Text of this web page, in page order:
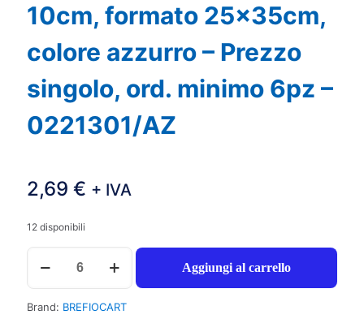
10cm, formato 25x35cm,
colore azzurro – Prezzo
singolo, ord. minimo 6pz –
0221301/AZ
2,69 € + IVA
12 disponibili
Brefiocart
New
color
Cartellina
progetto
Aggiungi al carrello
Brand: BREFIOCART